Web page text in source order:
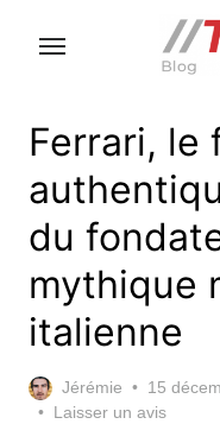
Ferrari, le
du
mythique
italienne
Jérémie
Posted
on
15
Laisser un avis